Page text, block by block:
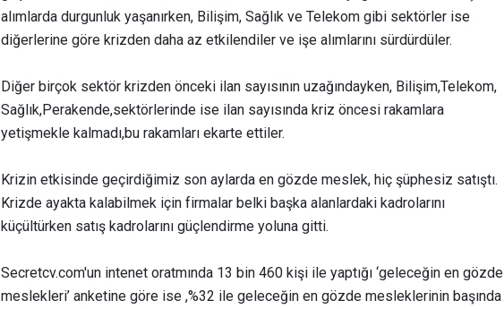
alımlarda durgunluk yaşanırken, Bilişim, Sağlık ve Telekom gibi sektörler ise
diğerlerine göre krizden daha az etkilendiler ve işe alımlarını sürdürdüler.
Diğer birçok sektör krizden önceki ilan sayısının uzağındayken, Bilişim,Telekom,
Sağlık,Perakende,sektörlerinde ise ilan sayısında kriz öncesi rakamlara
yetişmekle kalmadı,bu rakamları ekarte ettiler.
Krizin etkisinde geçirdiğimiz son aylarda en gözde meslek, hiç şüphesiz satıştı.
Krizde ayakta kalabilmek için firmalar belki başka alanlardaki kadrolarını
küçültürken satış kadrolarını güçlendirme yoluna gitti.
Secretcv.com'un intenet oratmında 13 bin 460 kişi ile yaptığı ‘geleceğin en gözde
meslekleri’ anketine göre ise ,%32 ile geleceğin en gözde mesleklerinin başında